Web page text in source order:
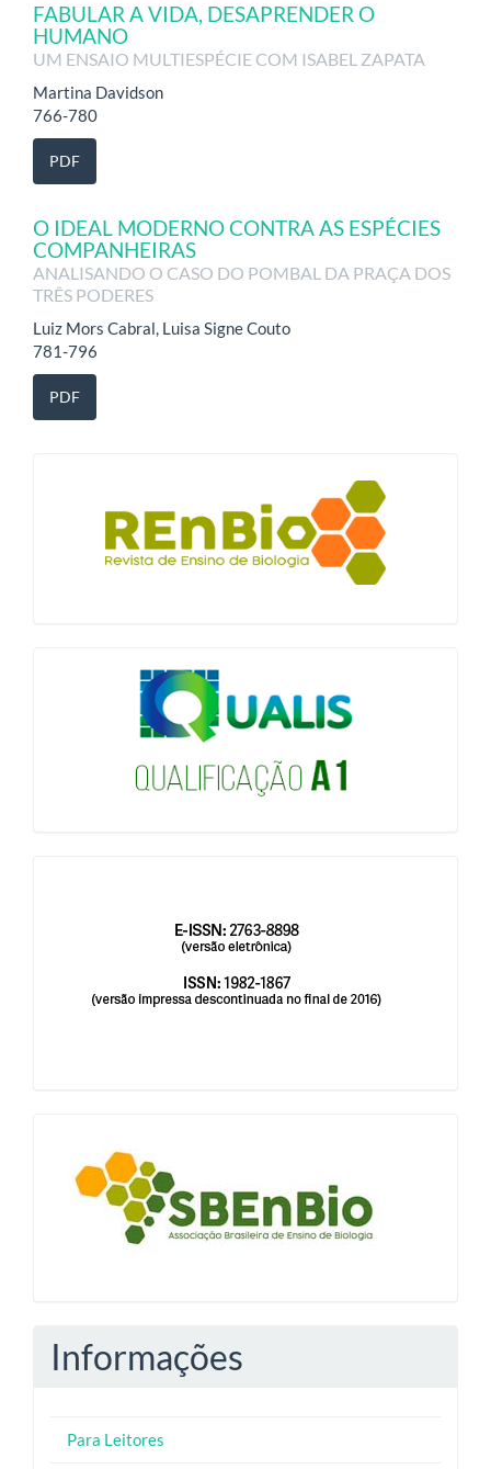
FABULAR A VIDA, DESAPRENDER O
HUMANO
UM ENSAIO MULTIESPÉCIE COM ISABEL ZAPATA
Martina Davidson
766-780
PDF
O IDEAL MODERNO CONTRA AS ESPÉCIES
COMPANHEIRAS
ANALISANDO O CASO DO POMBAL DA PRAÇA DOS
TRÊS PODERES
Luiz Mors Cabral, Luisa Signe Couto
781-796
PDF
blocologosbenbio
Informações
Para Leitores